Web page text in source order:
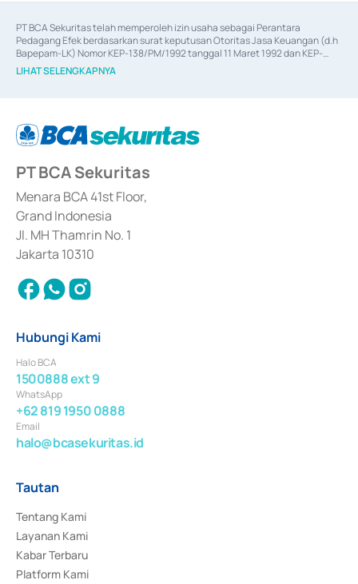
PT BCA Sekuritas telah memperoleh izin usaha sebagai Perantara
Pedagang Efek berdasarkan surat keputusan Otoritas Jasa Keuangan (d.h
Bapepam-LK) Nomor KEP-138/PM/1992 tanggal 11 Maret 1992 dan KEP-
06/D.04/2014 tanggal 28 Februari 2014, izin usaha sebagai Penjamin Emisi
Efek berdasarkan surat keputusan Otoritas Jasa Keuangan Nomor KEP-
berdasarkan surat keputusan Otoritas Jasa Keuangan Nomor S-
67/PM.21/2017 tanggal 3 Februari 2017, dan beberapa izin usaha lainnya
Sertifikat Deposito di Pasar Uang yang izinnya diterbitkan pada tahun 2017
dan izin usaha lainnya dari Bank Indonesia sebagai Lembaga Pendukung
Penerbitan, Transaksi, serta Penatausahaan dan Penyelesaian Transaksi
Surat Berharga Komersial yang izinnya diterbitkan pada tahun 2018.
LIHAT SELENGKAPNYA
PT BCA Sekuritas
Menara BCA 41st Floor,
Grand Indonesia
Jl. MH Thamrin No. 1
Jakarta 10310
Hubungi Kami
Halo BCA
1500888 ext 9
WhatsApp
+62 819 1950 0888
Email
halo@bcasekuritas.id
Tautan
Tentang Kami
Layanan Kami
Kabar Terbaru
Platform Kami